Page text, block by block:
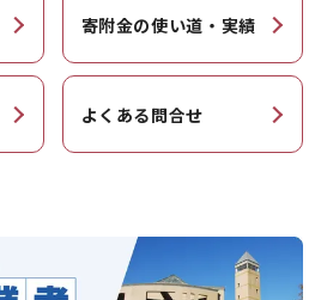
寄附金の使い道・実績
よくある問合せ